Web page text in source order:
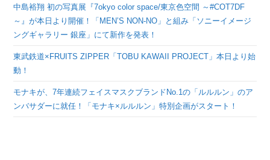
中島裕翔 初の写真展『7okyo color space/東京色空間 ～#COT7DF
～』が本日より開催！「MEN’S NON-NO」と組み「ソニーイメージ
ングギャラリー 銀座」にて新作を発表！
東武鉄道×FRUITS ZIPPER「TOBU KAWAII PROJECT」本日より始
動！
モナキが、7年連続フェイスマスクブランドNo.1の「ルルルン」のア
ンバサダーに就任！「モナキ×ルルルン」特別企画がスタート！